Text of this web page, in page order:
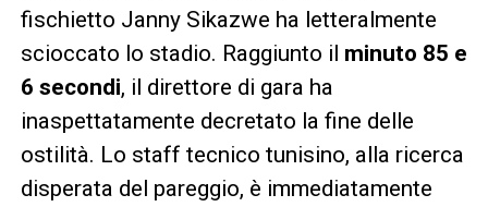
fischietto Janny Sikazwe ha letteralmente
scioccato lo stadio. Raggiunto il minuto 85 e
6 secondi, il direttore di gara ha
inaspettatamente decretato la fine delle
ostilità. Lo staff tecnico tunisino, alla ricerca
disperata del pareggio, è immediatamente